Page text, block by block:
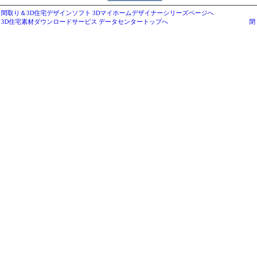
間取り＆3D住宅デザインソフト 3Dマイホームデザイナーシリーズページへ
3D住宅素材ダウンロードサービス データセンタートップへ
閉